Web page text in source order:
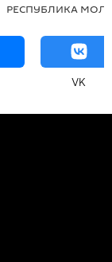
РЕСПУБЛИКА
VK